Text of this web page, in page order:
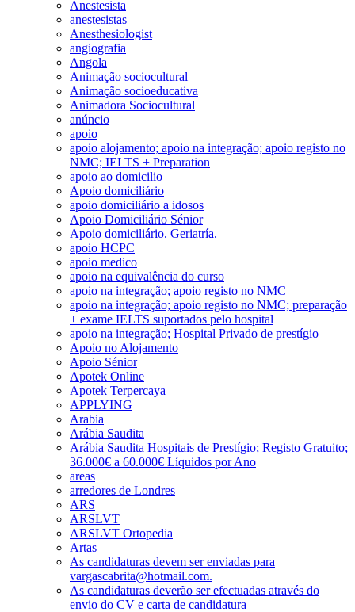
Anestesista
anestesistas
Anesthesiologist
angiografia
Angola
Animação sociocultural
Animação socioeducativa
Animadora Sociocultural
anúncio
apoio
apoio alojamento; apoio na integração; apoio registo no
NMC; IELTS + Preparation
apoio ao domicilio
Apoio domiciliário
apoio domiciliário a idosos
Apoio Domiciliário Sénior
Apoio domiciliário. Geriatría.
apoio HCPC
apoio medico
apoio na equivalência do curso
apoio na integração; apoio registo no NMC
apoio na integração; apoio registo no NMC; preparação
+ exame IELTS suportados pelo hospital
apoio na integração; Hospital Privado de prestígio
Apoio no Alojamento
Apoio Sénior
Apotek Online
Apotek Terpercaya
APPLYING
Arabia
Arábia Saudita
Arábia Saudita Hospitais de Prestígio; Registo Gratuito;
36.000€ a 60.000€ Líquidos por Ano
areas
arredores de Londres
ARS
ARSLVT
ARSLVT Ortopedia
Artas
As candidaturas devem ser enviadas para
vargascabrita@hotmail.com.
As candidaturas deverão ser efectuadas através do
envio do CV e carta de candidatura